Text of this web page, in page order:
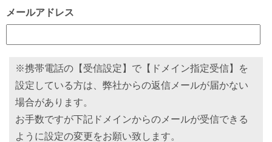
メールアドレス
※携帯電話の【受信設定】で【ドメイン指定受信】を
設定している方は、弊社からの返信メールが届かない
場合があります。
お手数ですが下記ドメインからのメールが受信できる
ように設定の変更をお願い致します。